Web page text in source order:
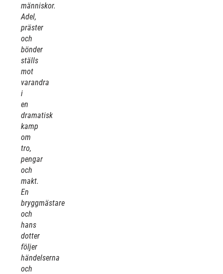
människor.
Adel,
präster
och
bönder
ställs
mot
varandra
i
en
dramatisk
kamp
om
tro,
pengar
och
makt.
En
bryggmästare
och
hans
dotter
följer
händelserna
och